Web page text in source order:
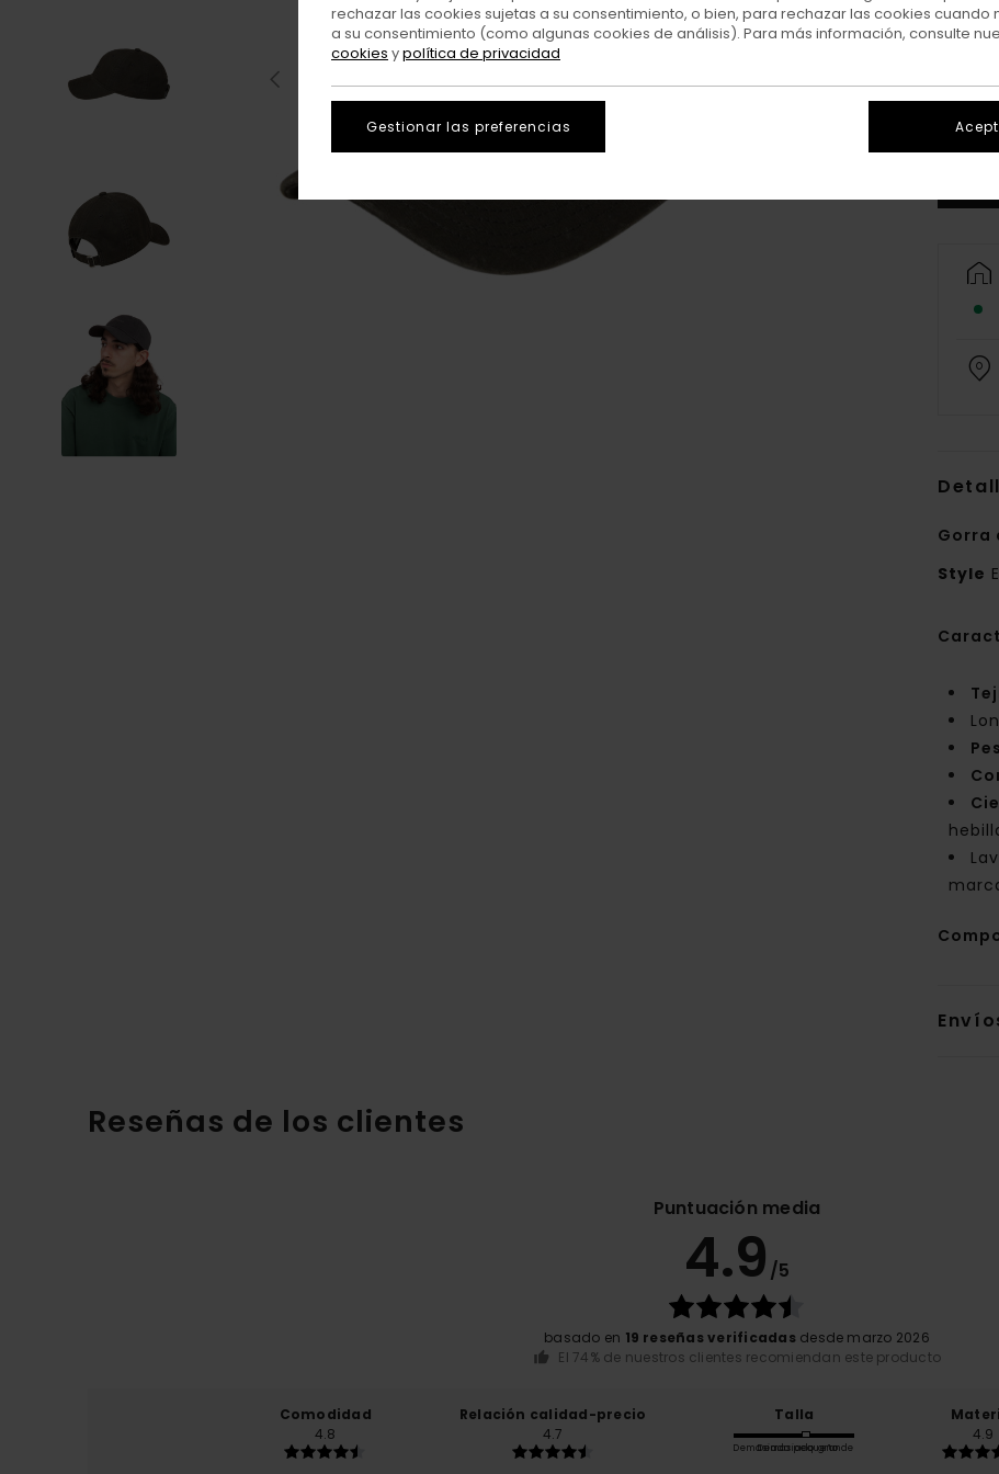
Gorra
Style
Reseñas de los clientes
Puntuación media
4.9 /5
basado en 19 reseñas verificadas desde marzo 2026
El 74% de nuestros clientes recomiendan este producto
Comodidad
4.8
Relación calidad-precio
4.7
Talla
Demasiado pequeño
Demasiado grande
4.9
rechazar las cookies sujetas a su consentimiento, o bien, para rechazar las cookies cuando
a su consentimiento (como algunas cookies de análisis). Para más información, consulte
cookies ypolítica de privacidad
Gestionar las preferencias